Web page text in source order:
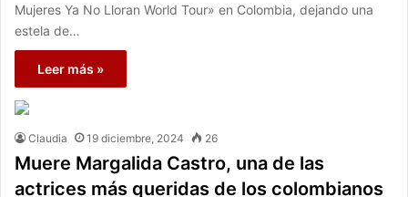
Mujeres Ya No Lloran World Tour» en Colombia, dejando una
estela de…
Leer más »
Claudia 19 diciembre, 2024 26
Muere Margalida Castro, una de las
actrices más queridas de los colombianos